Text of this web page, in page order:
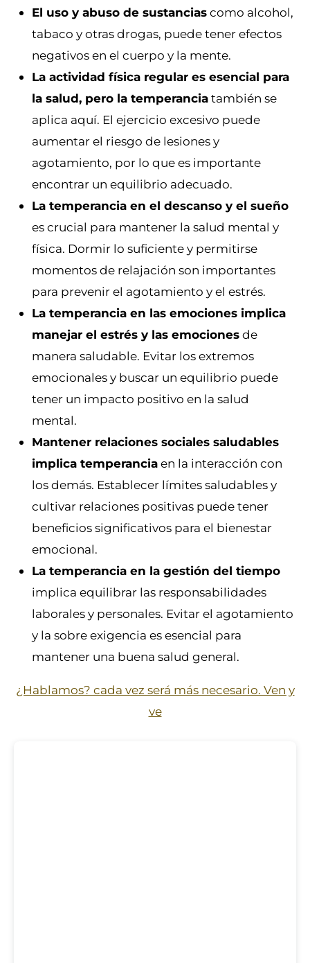
El uso y abuso de sustanciascomo alcohol,
tabaco y otras drogas, puede tener efectos
negativos en el cuerpo y la mente.
La actividad física regular es esencial para
la salud, pero la temperanciatambién se
aplica aquí. El ejercicio excesivo puede
aumentar el riesgo de lesiones y
agotamiento, por lo que es importante
encontrar un equilibrio adecuado.
La temperancia en el descanso y el sueño
es crucial para mantener la salud mental y
física. Dormir lo suficiente y permitirse
momentos de relajación son importantes
para prevenir el agotamiento y el estrés.
La temperancia en las emociones implica
manejar el estrés y las emocionesde
manera saludable. Evitar los extremos
emocionales y buscar un equilibrio puede
tener un impacto positivo en la salud
mental.
Mantener relaciones sociales saludables
implica temperanciaen la interacción con
los demás. Establecer límites saludables y
cultivar relaciones positivas puede tener
beneficios significativos para el bienestar
emocional.
La temperancia en la gestión del tiempo
implica equilibrar las responsabilidades
laborales y personales. Evitar el agotamiento
y la sobre exigencia es esencial para
mantener una buena salud general.
¿Hablamos? cada vez será más necesario. Ven y
ve